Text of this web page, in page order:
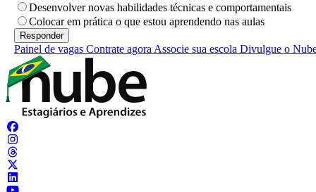
Desenvolver novas habilidades técnicas e comportamentais
Colocar em prática o que estou aprendendo nas aulas
Painel de vagas Contrate agora Associe sua escola Divulgue o